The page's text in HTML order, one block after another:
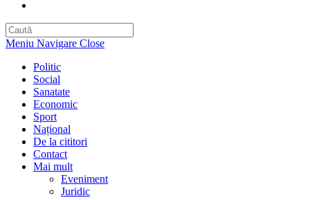
Meniu Navigare Close
Politic
Social
Sanatate
Economic
Sport
Național
De la cititori
Contact
Mai mult
Eveniment
Juridic